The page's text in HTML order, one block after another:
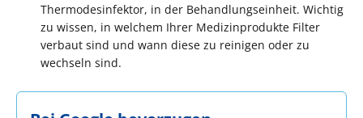
Thermodesinfektor, in der Behandlungseinheit. Wichtig
zu wissen, in welchem Ihrer Medizinprodukte Filter
verbaut sind und wann diese zu reinigen oder zu
wechseln sind.